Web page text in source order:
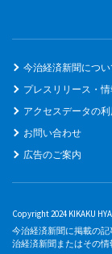
今治経済新聞につい
プレスリリース・
アクセスデータの
お問い合わせ
広告のご案内
Copyright 2024 KIKAKU
今治経済新聞に掲載の
治経済新聞またはその情